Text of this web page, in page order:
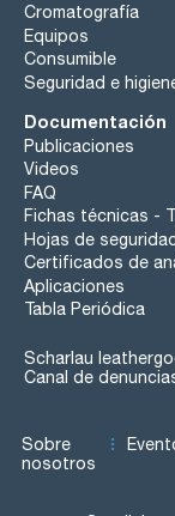
Cromatografía
Equipos
Consumible
Seguridad e
Documentación
Publicaciones
Videos
FAQ
Fichas técnicas -
Hojas de
Certificados de
Aplicaciones
Tabla Periódica
Scharlau
Canal de
Sobre
nosotros